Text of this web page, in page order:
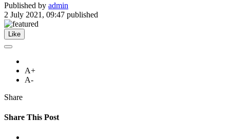
Published by admin
2 July 2021, 09:47 published
Like
A+
A-
Share
Share This Post